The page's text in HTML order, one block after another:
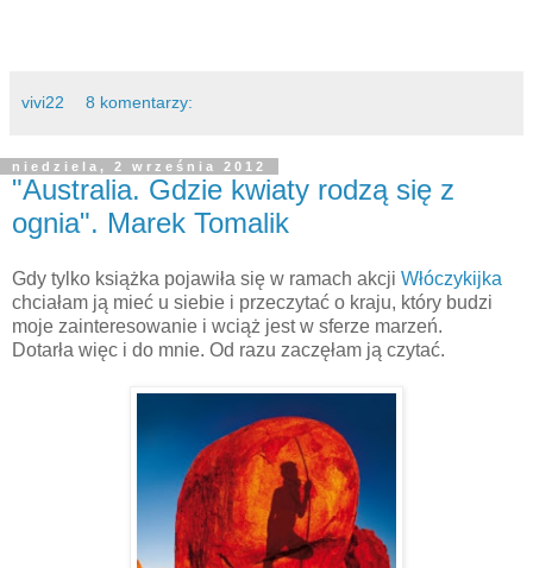
vivi22 8 komentarzy:
niedziela, 2 września 2012
"Australia. Gdzie kwiaty rodzą się z
ognia". Marek Tomalik
Gdy tylko książka pojawiła się w ramach akcji Włóczykijka
chciałam ją mieć u siebie i przeczytać o kraju, który budzi
moje zainteresowanie i wciąż jest w sferze marzeń.
Dotarła więc i do mnie. Od razu zaczęłam ją czytać.